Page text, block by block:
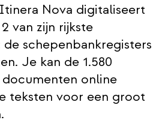
Nova digitaliseert
van zijn rijkste
schepenbankregisters
Je kan de 1.580
online
teksten voor een groot